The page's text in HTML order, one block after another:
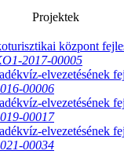
Projektek
központ
2017-00005
elvezetésének
00006
elvezetésének
00017
elvezetésének
00034